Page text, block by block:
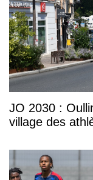
JO 2030 :
village des